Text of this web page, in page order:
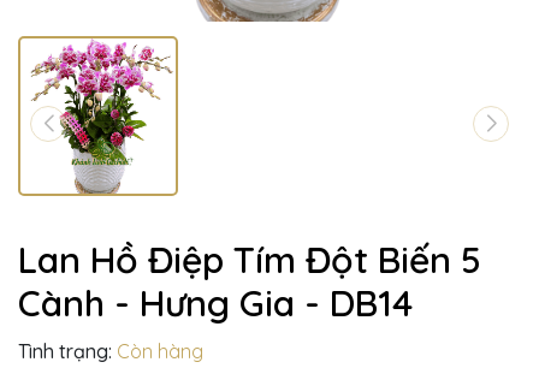
Lan Hồ Điệp Tím Đột Biến 5
Cành - Hưng Gia - DB14
Tình trạng: Còn hàng